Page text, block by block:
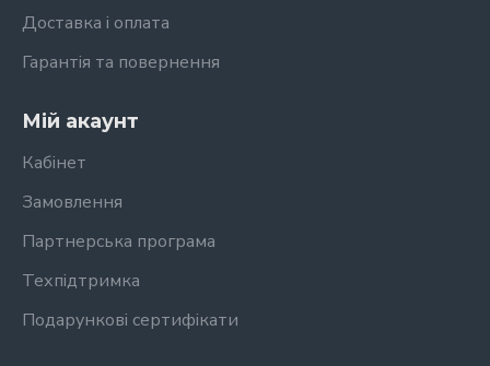
Доставка і оплата
Гарантія та повернення
Мій акаунт
Кабінет
Замовлення
Партнерська програма
Техпідтримка
Подарункові сертифікати